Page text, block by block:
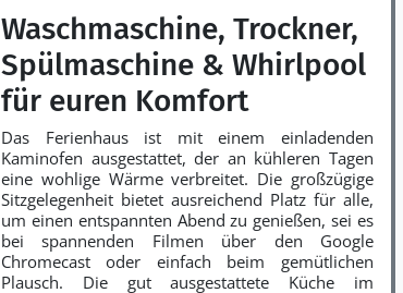
Waschmaschine, Trockner,
Spülmaschine & Whirlpool
für euren Komfort
Das Ferienhaus ist mit einem einladenden
Kaminofen ausgestattet, der an kühleren Tagen
eine wohlige Wärme verbreitet. Die großzügige
Sitzgelegenheit bietet ausreichend Platz für alle,
um einen entspannten Abend zu genießen, sei es
bei spannenden Filmen über den Google
Chromecast oder einfach beim gemütlichen
Plausch. Die gut ausgestattete Küche im